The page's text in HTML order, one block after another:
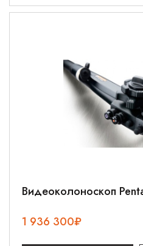
Видеоколоноскоп
1 936 300₽